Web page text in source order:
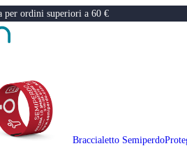
per ordini superiori a 60 €
Braccialetto Semiperdo